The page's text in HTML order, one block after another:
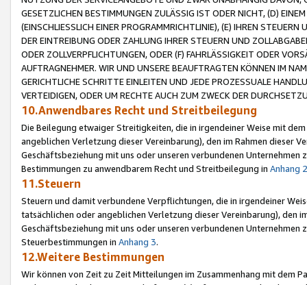
GESETZLICHEN BESTIMMUNGEN ZULÄSSIG IST ODER NICHT, (D)
(EINSCHLIESSLICH EINER PROGRAMMRICHTLINIE), (E) IHREN
DER EINTREIBUNG ODER ZAHLUNG IHRER STEUERN UND
ODER ZOLLVERPFLICHTUNGEN, ODER (F) FAHRLÄSSIGKEIT ODER
AUFTRAGNEHMER. WIR UND UNSERE BEAUFTRAGTEN KÖNNEN IM
GERICHTLICHE SCHRITTE EINLEITEN UND JEDE PROZESSUALE
VERTEIDIGEN, ODER UM RECHTE AUCH ZUM ZWECK DER
10.Anwendbares Recht und Streitbeilegung
Die Beilegung etwaiger Streitigkeiten, die in irgendeiner Weise mit
angeblichen Verletzung dieser Vereinbarung), den im Rahmen dieser
Geschäftsbeziehung mit uns oder unseren verbundenen
Bestimmungen zu anwendbarem Recht und Streitbeilegung in Anhang 2
11.Steuern
Steuern und damit verbundene Verpflichtungen, die in irgendeiner
tatsächlichen oder angeblichen Verletzung dieser Vereinbarung), den
Geschäftsbeziehung mit uns oder unseren verbundenen
Steuerbestimmungen in Anhang 3.
12.Weitere Bestimmungen
Wir können von Zeit zu Zeit Mitteilungen im Zusammenhang mit dem